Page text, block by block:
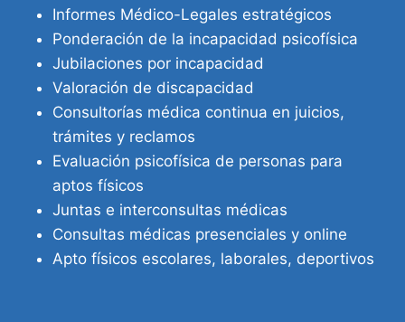
Informes Médico-Legales estratégicos
Ponderación de la incapacidad psicofísica
Jubilaciones por incapacidad
Valoración de discapacidad
Consultorías médica continua en juicios,
trámites y reclamos
Evaluación psicofísica de personas para
aptos físicos
Juntas e interconsultas médicas
Consultas médicas presenciales y online
Apto físicos escolares, laborales, deportivos